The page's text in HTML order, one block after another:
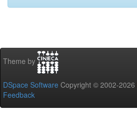
Theme by
DSpace Software Copyright © 2002-2026
Feedback